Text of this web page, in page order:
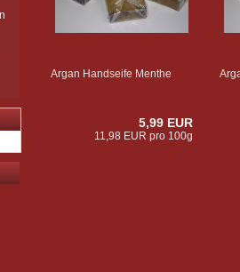
Argan Handseife Menthe
5,99 EUR
11,98 EUR pro 100g